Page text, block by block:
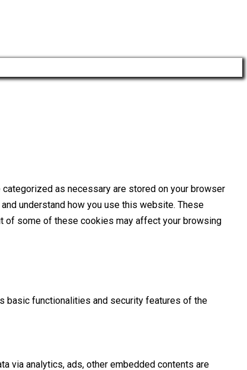
as necessary are stored on your browser
understand how you use this website. These
of some of these cookies may affect your browsing
basic functionalities and security features of the
via analytics, ads, other embedded contents are